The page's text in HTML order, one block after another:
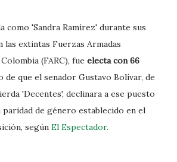
como 'Sandra Ramírez' durante sus
las extintas Fuerzas Armadas
(FARC), fue electa con 66
de que el senador Gustavo Bolívar, de
'Decentes', declinara a ese puesto
de género establecido en el
según El Espectador.